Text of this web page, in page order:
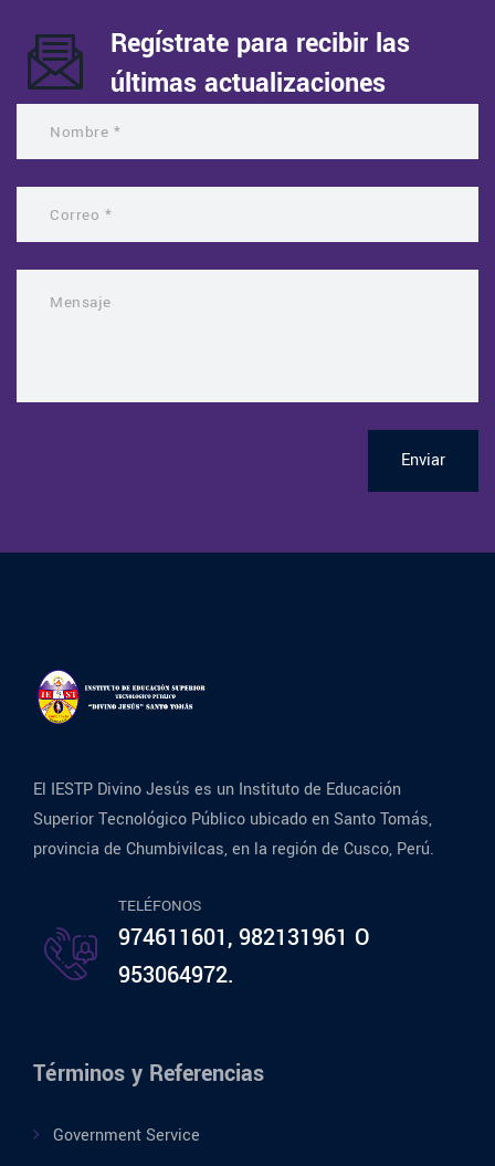
Regístrate para recibir las
últimas actualizaciones
Enviar
El IESTP Divino Jesús es un Instituto de Educación
Superior Tecnológico Público ubicado en Santo Tomás,
provincia de Chumbivilcas, en la región de Cusco, Perú.
TELÉFONOS
974611601, 982131961 O
953064972.
Términos y Referencias
Government Service